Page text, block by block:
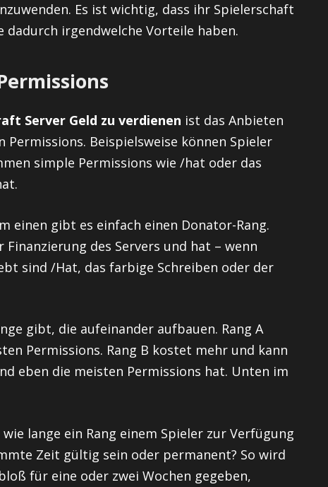
Es ist wichtig, dass ihr Spielerschaft
dadurch irgendwelche Vorteile haben.
Server Geld zu verdienen ist das Anbieten
Beispielsweise können Spieler
simple Permissions wie /hat oder das
einen gibt es einfach einen Donator-Rang.
des Servers und hat – wenn
sind /Hat, das farbige Schreiben oder der
gibt, die aufeinander aufbauen. Rang A
Permissions. Rang B kostet mehr und kann
eben die meisten Permissions hat. Unten im
lange ein Rang einem Spieler zur Verfügung
Zeit gültig sein oder permanent? So wird
für eine oder zwei Wochen gegeben,